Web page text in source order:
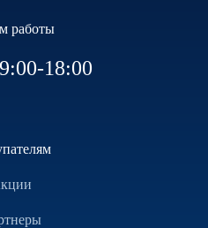
работы
18:00